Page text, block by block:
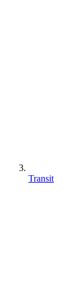
Transit